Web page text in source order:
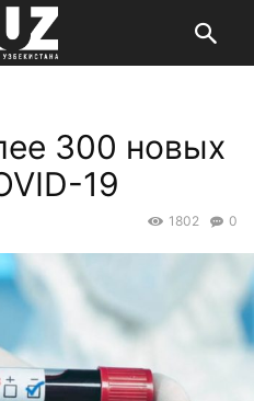
300 новых
19
0
1802